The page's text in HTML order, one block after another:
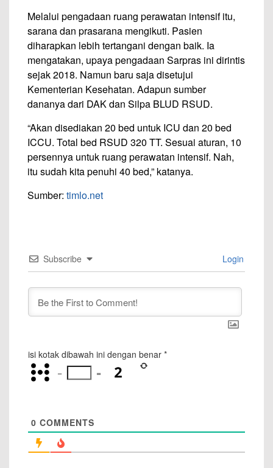
Melalui pengadaan ruang perawatan intensif itu,
sarana dan prasarana mengikuti. Pasien
diharapkan lebih tertangani dengan baik. Ia
mengatakan, upaya pengadaan Sarpras ini dirintis
sejak 2018. Namun baru saja disetujui
Kementerian Kesehatan. Adapun sumber
dananya dari DAK dan Silpa BLUD RSUD.
“Akan disediakan 20 bed untuk ICU dan 20 bed
ICCU. Total bed RSUD 320 TT. Sesuai aturan, 10
persennya untuk ruang perawatan intensif. Nah,
itu sudah kita penuhi 40 bed,” katanya.
Sumber: timlo.net
Subscribe Login
isi kotak dibawah ini dengan benar *
−
=
0 COMMENTS